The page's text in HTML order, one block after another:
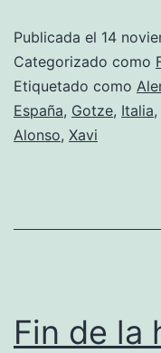
Publicada el 14
Categorizado como
Etiquetado como
España, Gotze, Italia,
Alonso, Xavi
Fin de la